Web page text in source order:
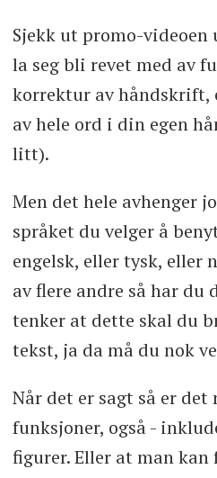
Sjekk ut promo-videoen
la seg bli revet med av
korrektur av
av hele ord i din egen
litt).
Men det hele avhenger
språket du velger å
engelsk, eller tysk, eller
av flere andre så har du
tenker at dette skal du
tekst, ja da må du nok
Når det er sagt så er det
funksjoner, også -
figurer. Eller at man